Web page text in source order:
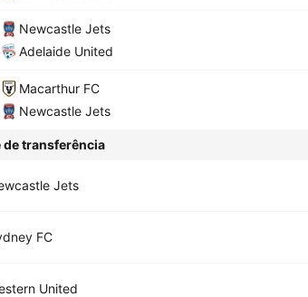
Newcastle Jets
Adelaide United
Macarthur FC
Newcastle Jets
de transferência
Jets
FC
United